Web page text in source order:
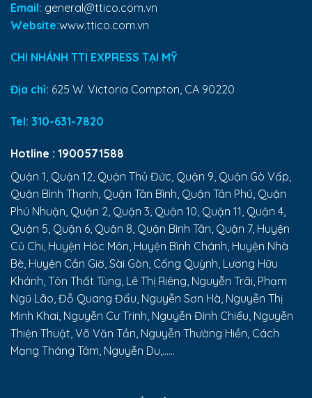
Email: general@ttico.com.vn
Website:www.ttico.com.vn
CHI NHÁNH TTI EXPRESS TẠI MỸ
Địa chỉ: 625 W. Victoria Compton, CA 90220
Tel: 310-631-7820
Hotline : 1900571588
Quận 1, Quận 12, Quận Thủ Đức, Quận 9, Quận Gò Vấp,
Quận Bình Thạnh, Quận Tân Bình, Quận Tân Phú, Quận
Phú Nhuận, Quận 2, Quận 3, Quận 10, Quận 11, Quận 4,
Quận 5, Quận 6, Quận 8, Quận Bình Tân, Quận 7, Huyện
Củ Chi, Huyện Hóc Môn, Huyện Bình Chánh, Huyện Nhà
Bè, Huyện Cần Giờ, Sài Gòn, Cống Quỳnh, Lương Hữu
Khánh, Tôn Thất Tùng, Lê Thị Riêng, Nguyễn Trãi, Phạm
Ngũ Lão, Đỗ Quang Đẩu, Nguyễn Sơn Hà, Nguyễn Thị
Minh Khai, Nguyễn Cư Trinh, Nguyễn Đình Chiểu, Nguyễn
Thiện Thuật, Võ Văn Tần, Nguyễn Thường Hiền, Cách
Mạng Tháng Tám, Nguyễn Du,......